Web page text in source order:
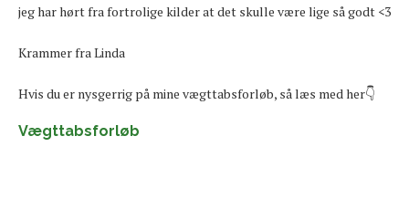
jeg har hørt fra fortrolige kilder at det skulle være lige så godt <3
Krammer fra Linda
Hvis du er nysgerrig på mine vægttabsforløb, så læs med her👇
Vægttabsforløb